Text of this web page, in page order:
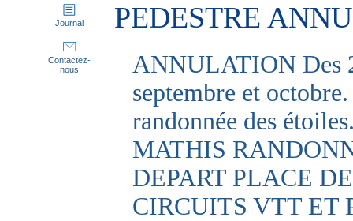
Journal
Contactez-
nous
PEDESTRE
ANNULATION Des
septembre et
randonnée des
MATHIS
DEPART PLACE
CIRCUITS VTT ET